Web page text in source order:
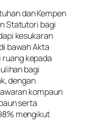
dan Kempen
Statutori bagi
kesukaran
bawah Akta
kepada
bagi
dengan
kompaun
serta
mengikut